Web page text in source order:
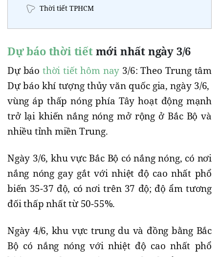
Thời tiết TPHCM
Dự báo thời tiếtmới nhất ngày 3/6
Dự báo thời tiết hôm nay 3/6: Theo Trung tâm
Dự báo khí tượng thủy văn quốc gia, ngày 3/6,
vùng áp thấp nóng phía Tây hoạt động mạnh
trở lại khiến nắng nóng mở rộng ở Bắc Bộ và
nhiều tỉnh miền Trung.
Ngày 3/6, khu vực Bắc Bộ có nắng nóng, có nơi
nắng nóng gay gắt với nhiệt độ cao nhất phổ
biến 35-37 độ, có nơi trên 37 độ; độ ẩm tương
đối thấp nhất từ 50-55%.
Ngày 4/6, khu vực trung du và đồng bằng Bắc
Bộ có nắng nóng với nhiệt độ cao nhất phổ